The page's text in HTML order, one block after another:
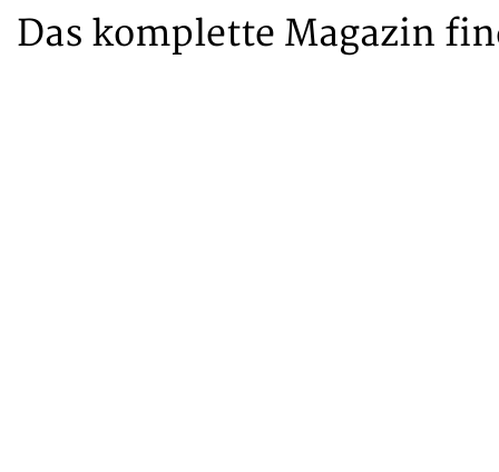
Das komplette Magazin